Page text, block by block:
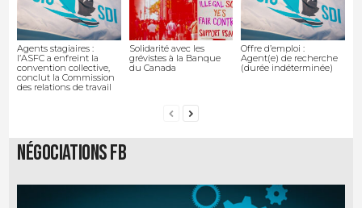
Agents stagiaires :
l’ASFC a enfreint la
convention collective,
conclut la Commission
des relations de travail
Solidarité avec les
grévistes à la Banque
du Canada
Offre d’emploi :
Agent(e) de recherche
(durée indéterminée)
Négociations FB